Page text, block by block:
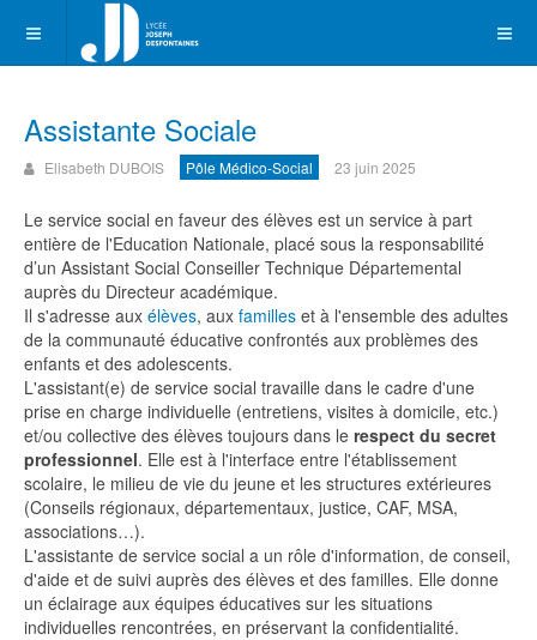
Assistante Sociale
Elisabeth DUBOIS Pôle Médico-Social 23 juin 2025
Le service social en faveur des élèves est un service à part
entière de l'Education Nationale, placé sous la responsabilité
d’un Assistant Social Conseiller Technique Départemental
auprès du Directeur académique.
Il s'adresse aux élèves, aux familles et à l'ensemble des adultes
de la communauté éducative confrontés aux problèmes des
enfants et des adolescents.
L'assistant(e) de service social travaille dans le cadre d'une
prise en charge individuelle (entretiens, visites à domicile, etc.)
et/ou collective des élèves toujours dans le respect du secret
professionnel. Elle est à l'interface entre l'établissement
scolaire, le milieu de vie du jeune et les structures extérieures
(Conseils régionaux, départementaux, justice, CAF, MSA,
associations…).
L'assistante de service social a un rôle d'information, de conseil,
d'aide et de suivi auprès des élèves et des familles. Elle donne
un éclairage aux équipes éducatives sur les situations
individuelles rencontrées, en préservant la confidentialité.